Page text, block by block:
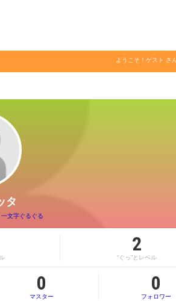
ようこそ！ ゲスト さん
タ
一文字ぐるぐる
2
“ぐっ”とレベル
0
マスター
0
フォロワー